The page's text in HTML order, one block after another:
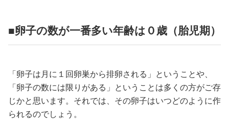
■卵子の数が一番多い年齢は０歳（胎児期）
「卵子は月に１回卵巣から排卵される」ということや、
「卵子の数には限りがある」ということは多くの方がご存
じかと思います。それでは、その卵子はいつどのように作
られるのでしょう。